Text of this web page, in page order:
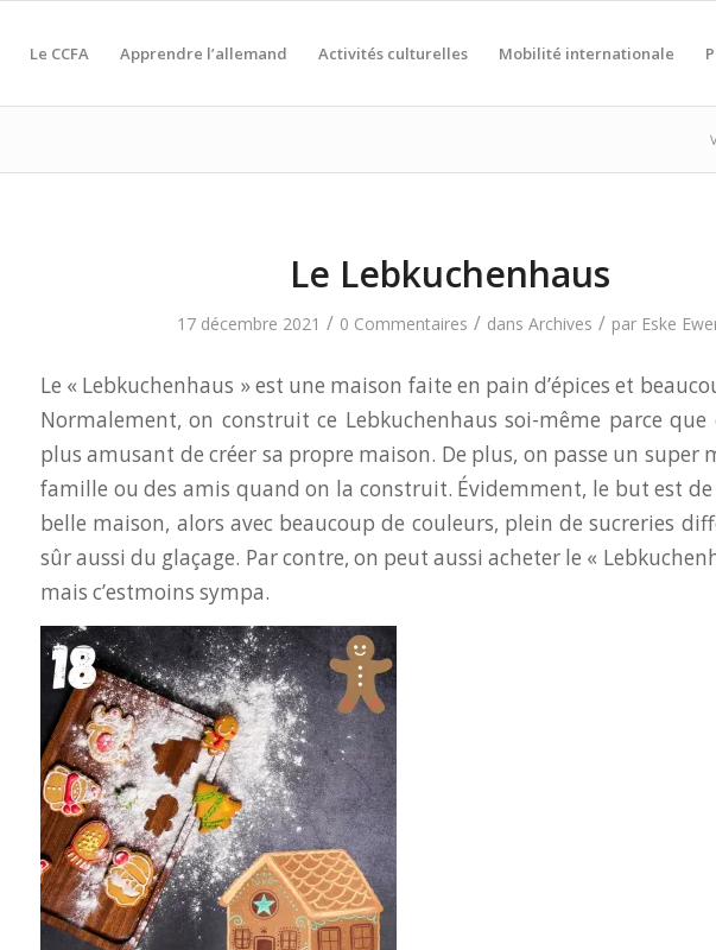
Le CCFA Apprendre l’allemand Activités culturelles Mobilité internationale
Le Lebkuchenhaus
17 décembre 2021 / 0 Commentaires / dans Archives / par Eske
Le « Lebkuchenhaus » est une maison faite en pain d’épices et
Normalement, on construit ce Lebkuchenhaus soi-même parce que
plus amusant de créer sa propre maison. De plus, on passe un super
famille ou des amis quand on la construit. Évidemment, le but est
belle maison, alors avec beaucoup de couleurs, plein de sucreries
sûr aussi du glaçage. Par contre, on peut aussi acheter le «
mais c’estmoins sympa.